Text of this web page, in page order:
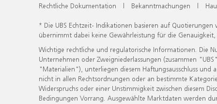
Rechtliche Dokumentation | Bekanntmachungen |
* Die UBS Echtzeit- Indikationen basieren auf
übernimmt dabei keine Gewährleistung für die
Wichtige rechtliche und regulatorische Informationen. Die
Unternehmen oder Zweigniederlassungen (zusammen
"Materialien"), unterliegen diesem Haftungsausschluss
nicht in allen Rechtsordnungen oder an bestimmte
Widerspruchs oder einer Unstimmigkeit zwischen diesem
Bedingungen Vorrang. Ausgewählte Marktdaten werden